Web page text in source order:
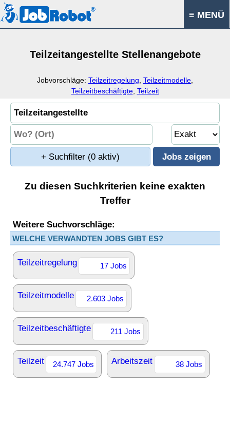
≡ MENÜ
Teilzeitangestellte Stellenangebote
Jobvorschläge: Teilzeitregelung Teilzeitmodelle
Teilzeitbeschäftigte, Teilzeit
+ Suchfilter (0 aktiv)
Zu diesen Suchkriterien keine exakten
Treffer
Weitere Suchvorschläge:
WELCHE VERWANDTEN JOBS GIBT ES?
Teilzeitregelung 17 Jobs
Teilzeitmodelle 2.603 Jobs
Teilzeitbeschäftigte 211 Jobs
Teilzeit 24.747 Jobs Arbeitszeit 38 Jobs